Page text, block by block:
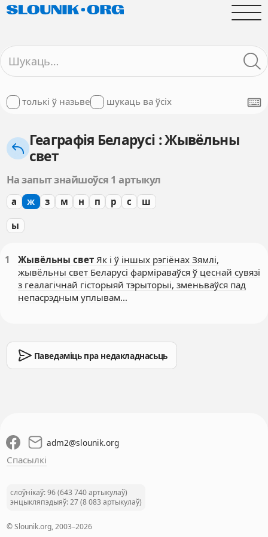
толькі ў назьве шукаць ва ўсіх
Геаграфія Беларусі : Жывёльны
свет
На запыт знайшоўся 1 артыкул
а ж з м н п р с ш
ы
1 Жывёльны свет Як і ў іншых рэгіёнах Зямлі,
жывёльны свет Беларусі фарміраваўся ў цеснай сувязі
з геалагічнай гісторыяй тэрыторыі, зменьваўся пад
непасрэдным уплывам…
Паведаміць пра недакладнасьць
adm2@slounik.org
Спасылкі
слоўнікаў: 96 (643 740 артыкулаў)
энцыкляпэдыяў: 27 (8 083 артыкулаў)
© Slounik.org, 2003–2026